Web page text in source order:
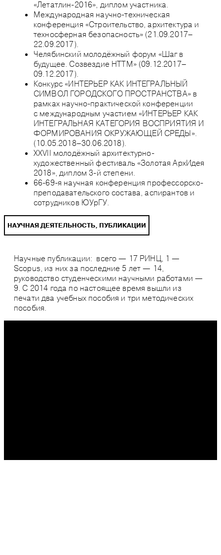
«Летатлин-2016», диплом участника.
Международная научно-техническая
конференция «Строительство, архитектура и
техносферная безопасность» (21.09.2017–
22.09.2017).
Челябинский молодёжный форум «Шаг в
будущее. Созвездие НТТМ» (09.12.2017–
09.12.2017).
Конкурс «ИНТЕРЬЕР КАК ИНТЕГРАЛЬНЫЙ
СИМВОЛ ГОРОДСКОГО ПРОСТРАНСТВА» в
рамках научно-практической конференции
с международным участием «ИНТЕРЬЕР КАК
ИНТЕГРАЛЬНАЯ КАТЕГОРИЯ ВОСПРИЯТИЯ И
ФОРМИРОВАНИЯ ОКРУЖАЮЩЕЙ СРЕДЫ».
(10.05.2018–30.06.2018).
XXVII молодёжный архитектурно-
художественный фестиваль «Золотая АрхИдея
2018», диплом 3-й степени.
66-69-я научная конференция профессорско-
преподавательского состава, аспирантов и
сотрудников ЮУрГУ.
НАУЧНАЯ ДЕЯТЕЛЬНОСТЬ, ПУБЛИКАЦИИ
Научные публикации: всего — 17 РИНЦ, 1 —
Scopus, из них за последние 5 лет — 14,
руководство студенческими научными работами —
9. С 2014 года по настоящее время вышли из
печати два учебных пособия и три методических
пособия.